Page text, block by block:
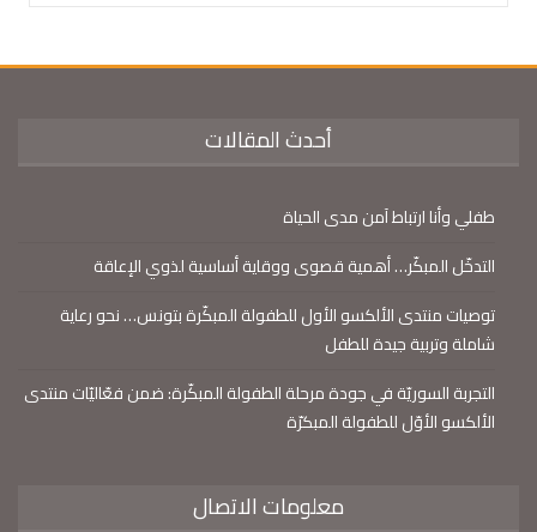
أحدث المقالات
طفلي وأنا ارتباط آمن مدى الحياة
التدخّل المبكّر… أهمية قصوى ووقاية أساسية لذوي الإعاقة
توصيات منتدى الألكسو الأول للطفولة المبكّرة بتونس… نحو رعاية
شاملة وتربية جيدة للطفل
التجربة السوريّة في جودة مرحلة الطفولة المبكّرة: ضمن فعّاليّات منتدى
الألكسو الأوّل للطفولة المبكرّة
معلومات الاتصال